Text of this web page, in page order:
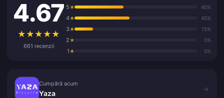
4.67
★ ★ ★ ★ ★
661 recenzii
5★ 40%
4★ 45%
3★ 15%
2★ 0%
1★ 0%
Cumpără acum
Yaza
→